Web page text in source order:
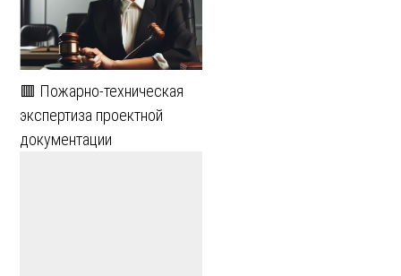
🟥 Пожарно-техническая
экспертиза проектной
документации